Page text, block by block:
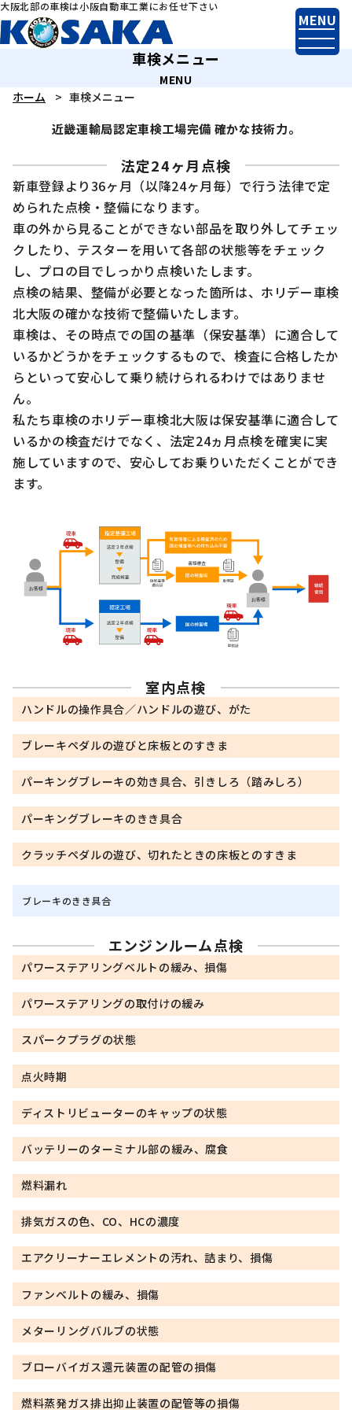
大阪北部の車検は小阪自動車工業にお任せ下さい
車検メニュー
ホーム 車検メニュー
近畿運輸局認定車検工場完備 確かな技術力。
法定24ヶ月点検
新車登録より36ヶ月（以降24ヶ月毎）で行う法律で定
められた点検・整備になります。
車の外から見ることができない部品を取り外してチェッ
クしたり、テスターを用いて各部の状態等をチェック
し、プロの目でしっかり点検いたします。
点検の結果、整備が必要となった箇所は、ホリデー車検
北大阪の確かな技術で整備いたします。
車検は、その時点での国の基準（保安基準）に適合して
いるかどうかをチェックするもので、検査に合格したか
らといって安心して乗り続けられるわけではありませ
ん。
私たち車検のホリデー車検北大阪は保安基準に適合して
いるかの検査だけでなく、法定24ヵ月点検を確実に実
施していますので、安心してお乗りいただくことができ
ます。
室内点検
ハンドルの操作具合／ハンドルの遊び、がた
ブレーキペダルの遊びと床板とのすきま
パーキングブレーキの効き具合、引きしろ（踏みしろ）
パーキングブレーキのきき具合
クラッチペダルの遊び、切れたときの床板とのすきま
ブレーキのきき具合
エンジンルーム点検
パワーステアリングベルトの緩み、損傷
パワーステアリングの取付けの緩み
スパークプラグの状態
点火時期
ディストリビューターのキャップの状態
バッテリーのターミナル部の緩み、腐食
燃料漏れ
排気ガスの色、CO、HCの濃度
エアクリーナーエレメントの汚れ、詰まり、損傷
ファンベルトの緩み、損傷
メターリングバルブの状態
ブローバイガス還元装置の配管の損傷
燃料蒸発ガス排出抑止装置の配管等の損傷